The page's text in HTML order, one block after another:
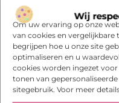
Wij
Om uw ervaring op onze
van cookies en vergelijkbare
begrijpen hoe u onze site
optimaliseren en u
cookies worden ingezet
tonen van
sitegebruik. Voor meer
werkelijkheid te